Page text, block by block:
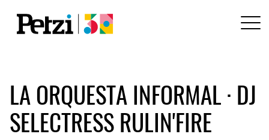
LA ORQUESTA INFORMAL · DJ
SELECTRESS RULIN'FIRE